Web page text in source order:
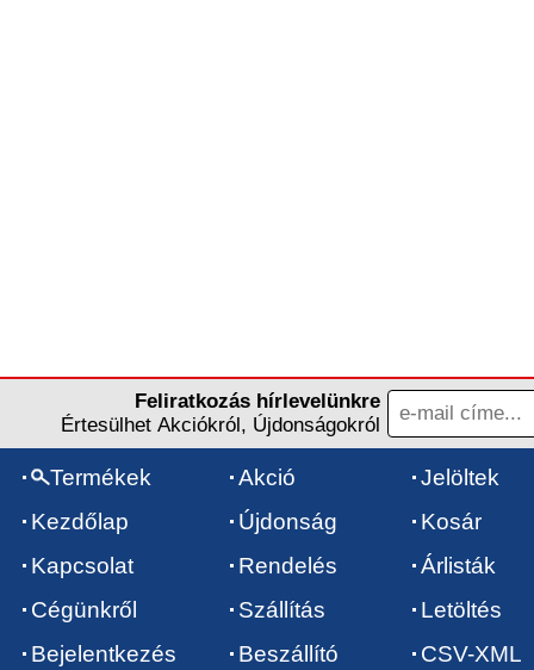
Feliratkozás hírlevelünkre
Értesülhet Akciókról, Újdonságokról
Termékek
Kezdőlap
Kapcsolat
Cégünkről
Bejelentkezés
Akció
Újdonság
Rendelés
Szállítás
Beszállító
Jelöltek
Kosár
Árlisták
Letöltés
CSV-XML